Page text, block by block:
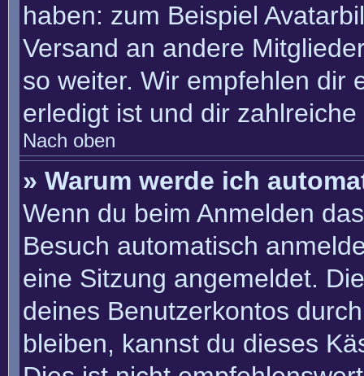
haben: zum Beispiel
Versand an andere
so weiter. Wir empfehlen dir
erledigt ist und dir
Nach oben
» Warum werde ich
Wenn du beim Anmelden
Besuch automatisch
eine Sitzung angemeldet.
deines Benutzerkontos
bleiben, kannst du dieses